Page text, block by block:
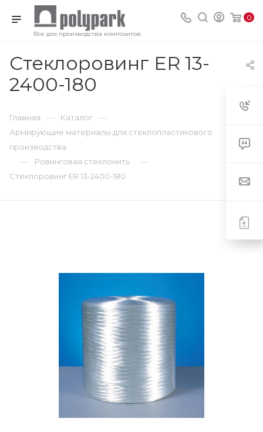
Все для производства композитов
0
Стеклоровинг ER 13-
2400-180
Главная — Каталог —
Армирующие материалы для стеклопластикового
производства
— Ровинговая стеклонить —
Стеклоровинг ER 13-2400-180